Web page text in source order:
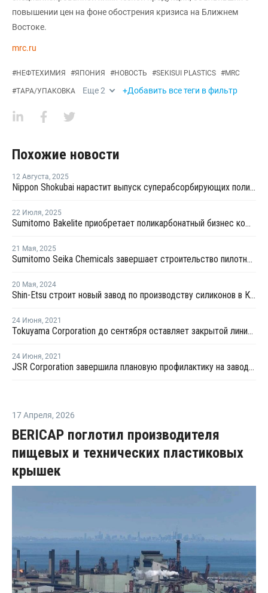
повышении цен на фоне обострения кризиса на Ближнем
Востоке.
mrc.ru
#НЕФТЕХИМИЯ #ЯПОНИЯ #НОВОСТЬ #SEKISUI PLASTICS #MRC
#ТАРА/УПАКОВКА Еще2 +Добавить все теги в фильтр
Похожие новости
12 Августа, 2025
Nippon Shokubai нарастит выпуск суперабсорбирующих полимеров
22 Июля, 2025
Sumitomo Bakelite приобретает поликарбонатный бизнес компании AGC
21 Мая, 2025
Sumitomo Seika Chemicals завершает строительство пилотного завода по производству сверхабсорбирующих полимеров в Японии
20 Мая, 2024
Shin-Etsu строит новый завод по производству силиконов в Китае
24 Июня, 2021
Tokuyama Corporation до сентября оставляет закрытой линию ЭДХ № 2 в Токуяме
24 Июня, 2021
JSR Corporation завершила плановую профилактику на заводе этилен-пропиленового каучука в Касиме
17 Апреля, 2026
BERICAP поглотил производителя
пищевых и технических пластиковых
крышек